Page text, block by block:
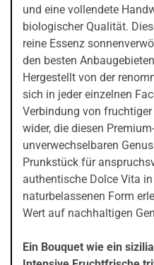
und eine vollendete
biologischer Qualität.
reine Essenz
den besten
Hergestellt von der
sich in jeder einzelnen
Verbindung von
wider, die diesen
unverwechselbaren
Prunkstück für
authentische Dolce Vita
naturbelassenen Form
Wert auf nachhaltigen
Ein Bouquet wie ein